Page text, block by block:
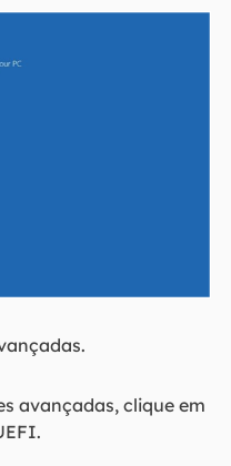
avançadas, clique em